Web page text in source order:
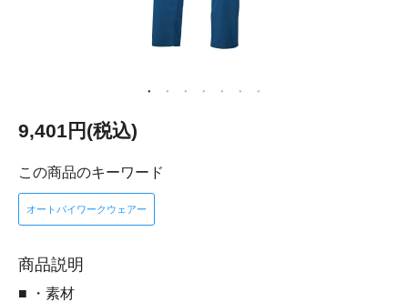
9,401円(税込)
この商品のキーワード
オートバイワークウェアー
商品説明
■ ・素材